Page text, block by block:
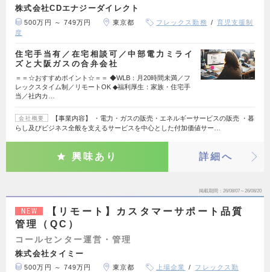
株式会社CDエナジーダイレクト
500万円 ～ 749万円 東京都 フレックス勤務
育児支援制
度
住宅手当有／在宅相談可／中部電力ミライ
ズと大阪ガスの合弁会社
＝＝☆おすすめポイント☆＝＝ ◆WLB：月20時間未満／フ
レックスタイム制／リモートOK ◆福利厚生：家族・住宅手
当／社内カ…
会社概要
【事業内容】 ・電力・ガスの販売・エネルギーサービスの販売 ・暮
らし及びビジネス全般を支えるサービスを中心とした付加価値サー…
興味あり 詳細へ
掲載期間 26/08/07～26/08/20
NEW
【リモート】カスタマーサポート品質
管理（QC）
コールセンター運営・管理
株式会社タイミー
500万円 ～ 749万円 東京都 上場企業
フレックス勤